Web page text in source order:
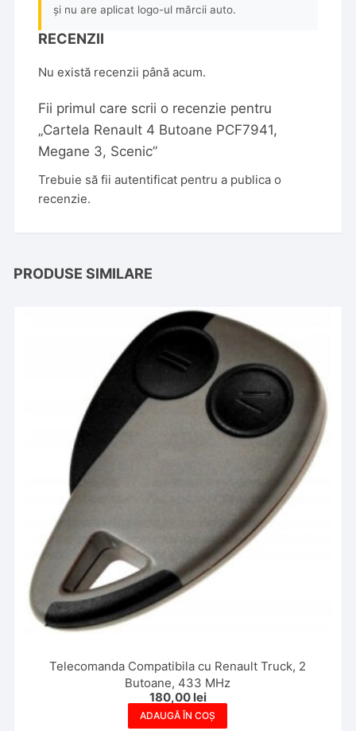
și nu are aplicat logo-ul mărcii auto.
RECENZII
Nu există recenzii până acum.
Fii primul care scrii o recenzie pentru
„Cartela Renault 4 Butoane PCF7941,
Megane 3, Scenic”
Trebuie să fiiautentificat pentru a publica o
recenzie.
PRODUSE SIMILARE
Telecomanda Compatibila cu Renault Truck, 2
Butoane, 433 MHz
180,00 lei
ADAUGĂ ÎN COȘ